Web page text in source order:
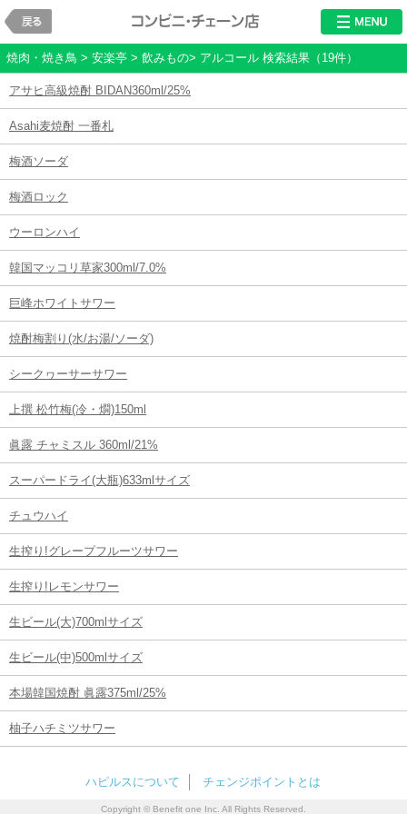
レストラン・チ
焼肉・焼き鳥 > 安楽亭 > 飲みもの> アルコール 検索結果（19件）
アサヒ高級焼酎 BIDAN360ml/25%
Asahi麦焼酎 一番札
梅酒ソーダ
梅酒ロック
ウーロンハイ
韓国マッコリ草家300ml/7.0%
巨峰ホワイトサワー
焼酎梅割り(水/お湯/ソーダ)
シークヮーサーサワー
上撰 松竹梅(冷・燗)150ml
眞露 チャミスル 360ml/21%
スーパードライ(大瓶)633mlサイズ
チュウハイ
生搾り!グレープフルーツサワー
生搾り!レモンサワー
生ビール(大)700mlサイズ
生ビール(中)500mlサイズ
本場韓国焼酎 眞露375ml/25%
柚子ハチミツサワー
ハピルスについて チェンジポイントとは
Copyright © Benefit one Inc. All Rights Reserved.